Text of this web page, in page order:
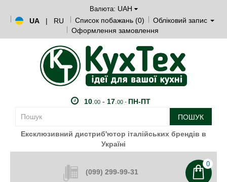
Валюта: UAH
UA
| RU Список побажань (0)
Обліковий запис
Оформлення замовлення
10. 00- 17. 00 - ПН-ПТ
ПОШУК
Ексклюзивний дистриб'ютор італійських брендів в
Україні
(099) 299-99-31
0